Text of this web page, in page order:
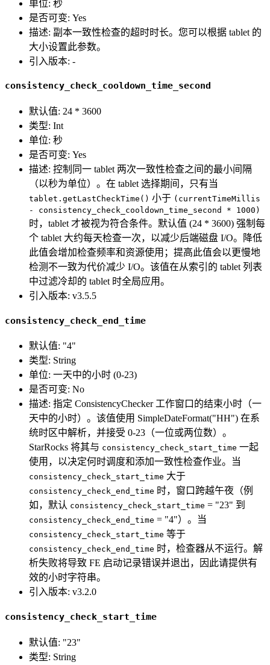
单位: 秒
是否可变: Yes
描述: 副本一致性检查的超时时长。您可以根据 tablet 的
大小设置此参数。
引入版本: -
consistency_check_cooldown_time_second
默认值: 24 * 3600
类型: Int
单位: 秒
是否可变: Yes
描述: 控制同一 tablet 两次一致性检查之间的最小间隔
（以秒为单位）。在 tablet 选择期间，只有当
tablet.getLastCheckTime() 小于 (currentTimeMillis
- consistency_check_cooldown_time_second * 1000)
时，tablet 才被视为符合条件。默认值 (24 * 3600) 强制每
个 tablet 大约每天检查一次，以减少后端磁盘 I/O。降低
此值会增加检查频率和资源使用；提高此值会以更慢地
检测不一致为代价减少 I/O。该值在从索引的 tablet 列表
中过滤冷却的 tablet 时全局应用。
引入版本: v3.5.5
consistency_check_end_time
默认值: "4"
类型: String
单位: 一天中的小时 (0-23)
是否可变: No
描述: 指定 ConsistencyChecker 工作窗口的结束小时（一
天中的小时）。该值使用 SimpleDateFormat("HH") 在系
统时区中解析，并接受 0-23（一位或两位数）。
StarRocks 将其与 consistency_check_start_time 一起
使用，以决定何时调度和添加一致性检查作业。当
consistency_check_start_time 大于
consistency_check_end_time 时，窗口跨越午夜（例
如，默认 consistency_check_start_time = "23" 到
consistency_check_end_time = "4"）。当
consistency_check_start_time 等于
consistency_check_end_time 时，检查器从不运行。解
析失败将导致 FE 启动记录错误并退出，因此请提供有
效的小时字符串。
引入版本: v3.2.0
consistency_check_start_time
默认值: "23"
类型: String